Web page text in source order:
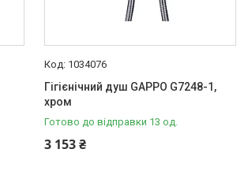
1034076
Гігієнічний душ GAPPO G7248-1,
хром
Готово до відправки 13 од.
3 153 ₴